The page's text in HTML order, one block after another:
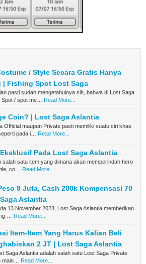
/ Style Secara Gratis Hanya
| Fishing Spot Lost Saga
pasti sudah mengetahuinya sih, bahwa di Lost Saga
/ spot me…
Read More...
Coin? | Lost Saga Aslantia
Official maupun Private pasti memiliki suatu ciri khas
pada i…
Read More...
Pada Lost Saga Aslantia
salah satu item yang dimana akan memperindah hero
co…
Read More...
9 Juta, Cash 200k Kompensasi 70
Aslantia
13 November 2023, Lost Saga Aslantia memberikan
…
Read More...
Item-Item Yang Harus Kalian Beli
2 JT | Lost Saga Aslantia
Saga Aslantia adalah salah satu Lost Saga Private
main…
Read More...